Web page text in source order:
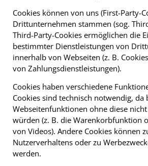
Cookies können von uns (First-Party-
Drittunternehmen stammen (sog.
Third-Party-Cookies ermöglichen die
bestimmter Dienstleistungen von
innerhalb von Webseiten (z. B.
von Zahlungsdienstleistungen).
Cookies haben verschiedene
Cookies sind technisch notwendig, da
Webseitenfunktionen ohne diese
würden (z. B. die Warenkorbfunktion
von Videos). Andere Cookies können
Nutzerverhaltens oder zu
werden.